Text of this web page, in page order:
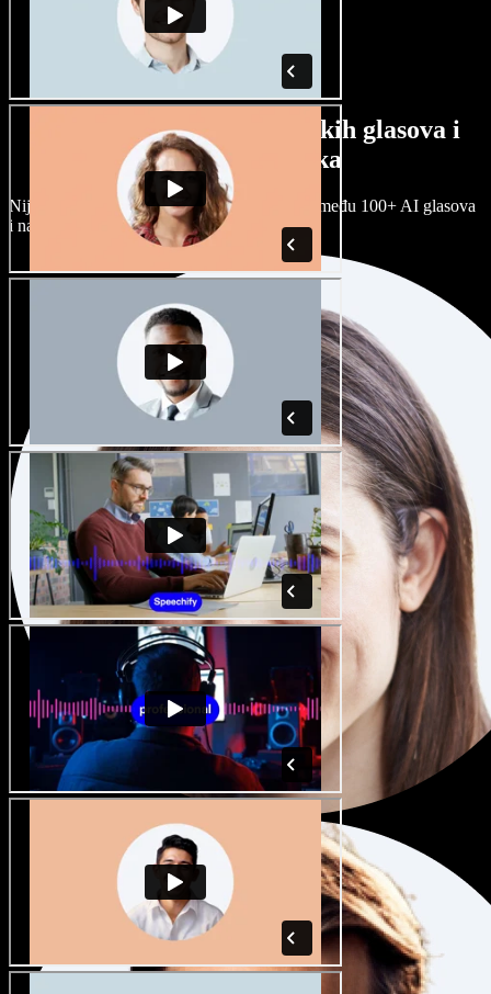
Veliki izbor muških i ženskih glasova i
raznih naglasaka
Nijedan projekt ne mora zvučati isto. Birajte među 100+ AI glasova
i naglasaka i prilagodite ih sebi.